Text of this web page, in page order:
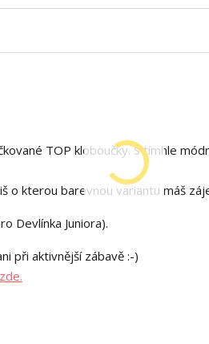
TOP kloboučky. S tímhle
o kterou barevnou variantu máš
Devlínka Juniora).
při aktivnější zábavě :-)
zde.